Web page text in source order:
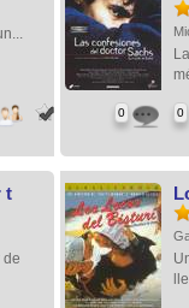
0 0
t
de